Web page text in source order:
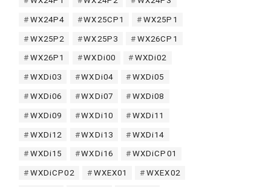
WX24P4 WX25CP1 WX25P1
WX25P2 WX25P3 WX26CP1
WX26P1 WXDi00 WXDi02
WXDi03 WXDi04 WXDi05
WXDi06 WXDi07 WXDi08
WXDi09 WXDi10 WXDi11
WXDi12 WXDi13 WXDi14
WXDi15 WXDi16 WXDiCP01
WXDiCP02 WXEX01 WXEX02